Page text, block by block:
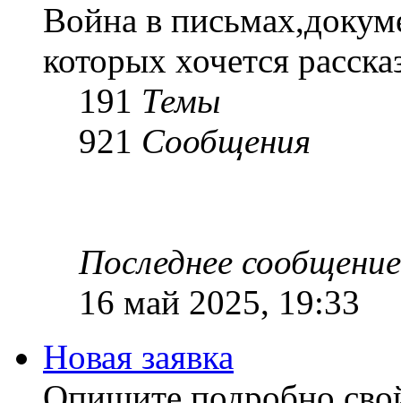
Война в
которых хочется
191 Темы
921 Сообщения
Последнее сообщение
16 май 2025, 19:33
Новая заявка